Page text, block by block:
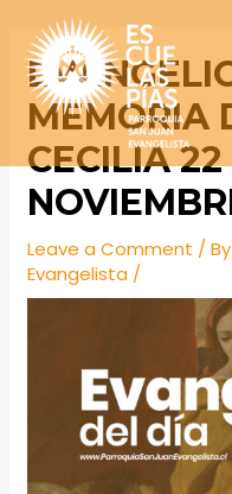
content
MEMORIA
CECILIA 22
Leave a Comment /
Evangelista /
Post
navigation